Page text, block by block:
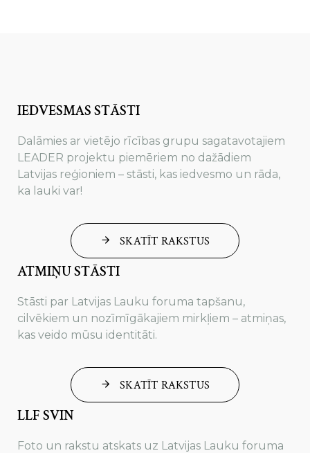
IEDVESMAS STĀSTI
Dalāmies ar vietējo rīcības grupu sagatavotajiem
LEADER projektu piemēriem no dažādiem
Latvijas reģioniem – stāsti, kas iedvesmo un rāda,
ka lauki var!
SKATĪT RAKSTUS
ATMIŅU STĀSTI
Stāsti par Latvijas Lauku foruma tapšanu,
cilvēkiem un nozīmīgākajiem mirkļiem – atmiņas,
kas veido mūsu identitāti.
SKATĪT RAKSTUS
LLF SVIN
Foto un rakstu atskats uz Latvijas Lauku foruma